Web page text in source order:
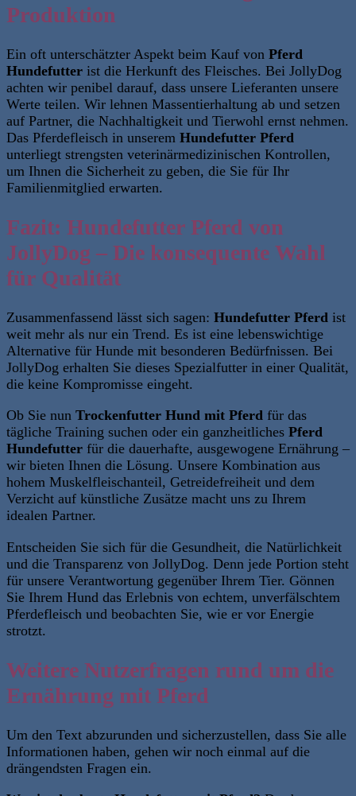
Produktion
Ein oft unterschätzter Aspekt beim Kauf von Pferd
Hundefutter ist die Herkunft des Fleisches. Bei JollyDog
achten wir penibel darauf, dass unsere Lieferanten unsere
Werte teilen. Wir lehnen Massentierhaltung ab und setzen
auf Partner, die Nachhaltigkeit und Tierwohl ernst nehmen.
Das Pferdefleisch in unserem Hundefutter Pferd
unterliegt strengsten veterinärmedizinischen Kontrollen,
um Ihnen die Sicherheit zu geben, die Sie für Ihr
Familienmitglied erwarten.
Fazit: Hundefutter Pferd von
JollyDog – Die konsequente Wahl
für Qualität
Zusammenfassend lässt sich sagen: Hundefutter Pferd ist
weit mehr als nur ein Trend. Es ist eine lebenswichtige
Alternative für Hunde mit besonderen Bedürfnissen. Bei
JollyDog erhalten Sie dieses Spezialfutter in einer Qualität,
die keine Kompromisse eingeht.
Ob Sie nun Trockenfutter Hund mit Pferd für das
tägliche Training suchen oder ein ganzheitliches Pferd
Hundefutter für die dauerhafte, ausgewogene Ernährung –
wir bieten Ihnen die Lösung. Unsere Kombination aus
hohem Muskelfleischanteil, Getreidefreiheit und dem
Verzicht auf künstliche Zusätze macht uns zu Ihrem
idealen Partner.
Entscheiden Sie sich für die Gesundheit, die Natürlichkeit
und die Transparenz von JollyDog. Denn jede Portion steht
für unsere Verantwortung gegenüber Ihrem Tier. Gönnen
Sie Ihrem Hund das Erlebnis von echtem, unverfälschtem
Pferdefleisch und beobachten Sie, wie er vor Energie
strotzt.
Weitere Nutzerfragen rund um die
Ernährung mit Pferd
Um den Text abzurunden und sicherzustellen, dass Sie alle
Informationen haben, gehen wir noch einmal auf die
drängendsten Fragen ein.